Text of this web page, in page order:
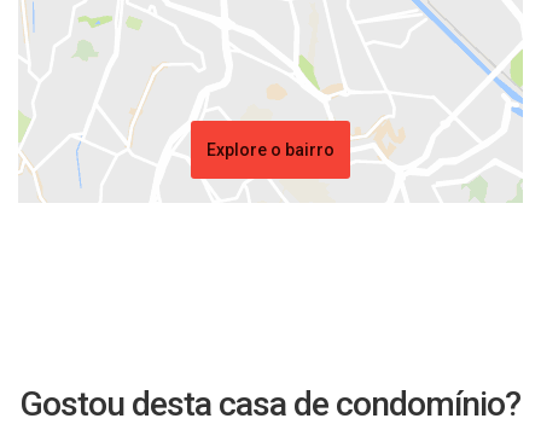
Explore o bairro
Gostou desta casa de condomínio?